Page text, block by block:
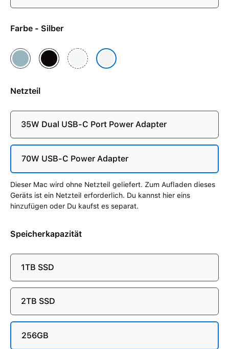
Farbe - Silber
HimmelblauMitternachtPolarsternSilber
Netzteil
35W Dual USB-C Port Power Adapter
70W USB-C Power Adapter
Dieser Mac wird ohne Netzteil geliefert. Zum Aufladen dieses
Geräts ist ein Netzteil erforderlich. Du kannst hier eins
hinzufügen oder Du kaufst es separat.
Speicherkapazität
1TB SSD
2TB SSD
256GB